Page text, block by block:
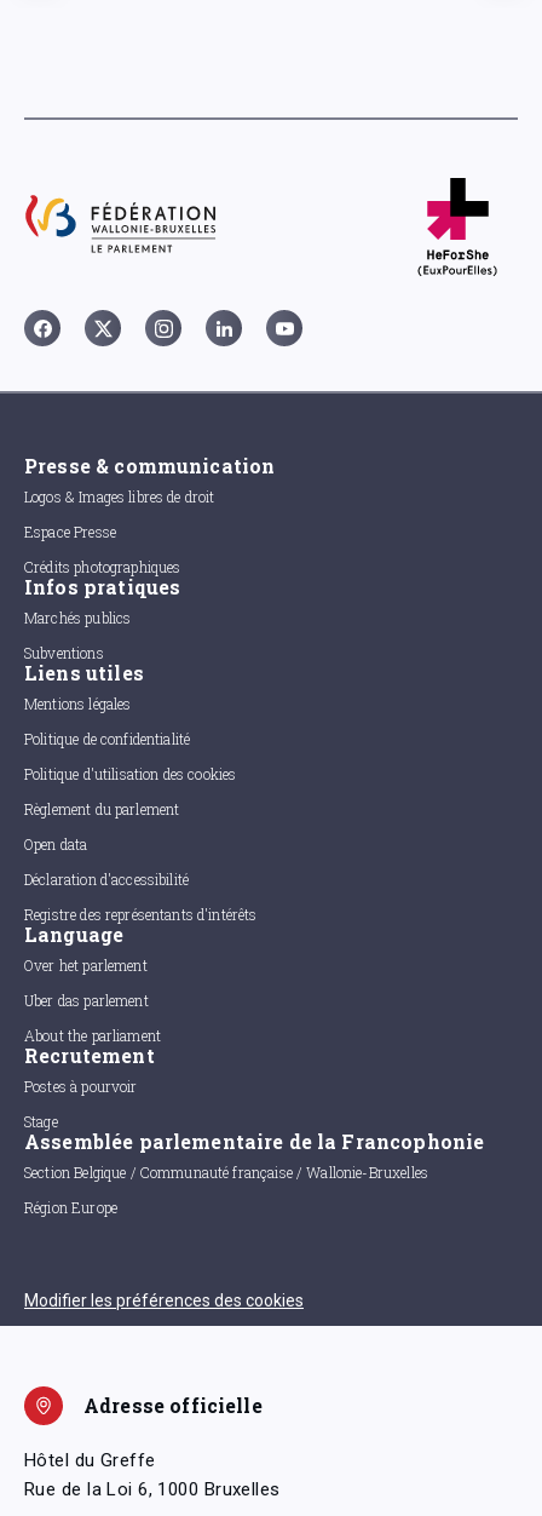
Presse & communication
Logos & Images libres de droit
Espace Presse
Crédits photographiques
Infos pratiques
Marchés publics
Subventions
Liens utiles
Mentions légales
Politique de confidentialité
Politique d'utilisation des cookies
Règlement du parlement
Open data
Déclaration d'accessibilité
Registre des représentants d'intérêts
Language
Over het parlement
Uber das parlement
About the parliament
Recrutement
Postes à pourvoir
Stage
Assemblée parlementaire de la Francophonie
Section Belgique / Communauté française / Wallonie-Bruxelles
Région Europe
Modifier les préférences des cookies
Adresse officielle
Hôtel du Greffe
Rue de la Loi 6, 1000 Bruxelles